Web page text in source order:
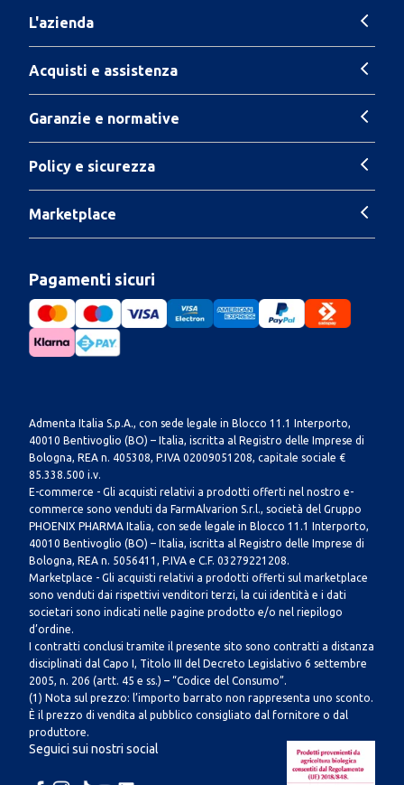
L'azienda
Acquisti e assistenza
Garanzie e normative
Policy e sicurezza
Marketplace
Pagamenti sicuri
Admenta Italia S.p.A., con sede legale in Blocco 11.1 Interporto,
40010 Bentivoglio (BO) – Italia, iscritta al Registro delle Imprese di
Bologna, REA n. 405308, P.IVA 02009051208, capitale sociale €
85.338.500 i.v.
E-commerce - Gli acquisti relativi a prodotti offerti nel nostro e-
commerce sono venduti da FarmAlvarion S.r.l., società del Gruppo
PHOENIX PHARMA Italia, con sede legale in Blocco 11.1 Interporto,
40010 Bentivoglio (BO) – Italia, iscritta al Registro delle Imprese di
Bologna, REA n. 5056411, P.IVA e C.F. 03279221208.
Marketplace - Gli acquisti relativi a prodotti offerti sul marketplace
sono venduti dai rispettivi venditori terzi, la cui identità e i dati
societari sono indicati nelle pagine prodotto e/o nel riepilogo
d’ordine.
I contratti conclusi tramite il presente sito sono contratti a distanza
disciplinati dal Capo I, Titolo III del Decreto Legislativo 6 settembre
2005, n. 206 (artt. 45 e ss.) – “Codice del Consumo”.
(1) Nota sul prezzo: l’importo barrato non rappresenta uno sconto.
È il prezzo di vendita al pubblico consigliato dal fornitore o dal
produttore.
Seguici sui nostri social